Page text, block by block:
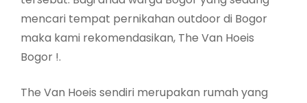
mencari tempat pernikahan outdoor di Bogor
maka kami rekomendasikan, The Van Hoeis
Bogor !.
The Van Hoeis sendiri merupakan rumah yang